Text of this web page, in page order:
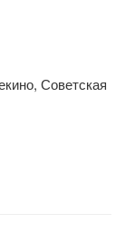
Советская